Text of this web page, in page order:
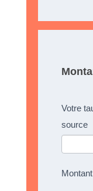
Votre
source